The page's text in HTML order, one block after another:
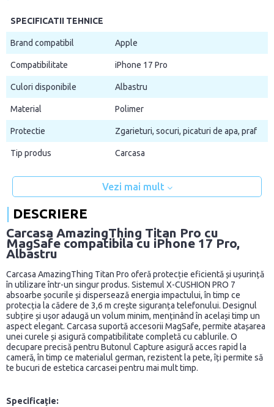
SPECIFICATII TEHNICE
Brand compatibil Apple
Compatibilitate iPhone 17 Pro
Culori disponibile Albastru
Material Polimer
Protectie Zgarieturi, socuri, picaturi de apa, praf
Tip produs Carcasa
Vezi mai mult
DESCRIERE
Carcasa AmazingThing Titan Pro cu
MagSafe compatibila cu iPhone 17 Pro,
Albastru
Carcasa AmazingThing Titan Pro oferă protecție eficientă și ușurință
în utilizare într-un singur produs. Sistemul X-CUSHION PRO 7
absoarbe șocurile și dispersează energia impactului, în timp ce
protecția la cădere de 3,6 m crește siguranța telefonului. Designul
subțire și ușor adaugă un volum minim, menținând în același timp un
aspect elegant. Carcasa suportă accesorii MagSafe, permite atașarea
unei curele și asigură compatibilitate completă cu cablurile. O
decupare precisă pentru Butonul Capture asigură acces rapid la
cameră, în timp ce materialul german, rezistent la pete, îți permite să
te bucuri de estetica carcasei pentru mai mult timp.
Specificație: